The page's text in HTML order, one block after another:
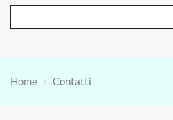
Home Contatti